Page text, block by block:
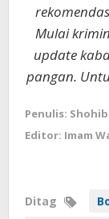
Mulai
update
pangan.
Penulis:
Editor: Imam
Ditag